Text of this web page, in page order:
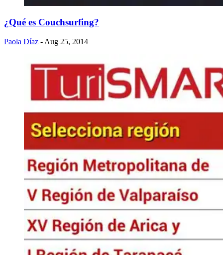
¿Qué es Couchsurfing?
Paola Díaz - Aug 25, 2014